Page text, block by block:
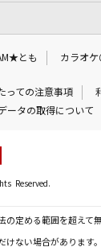
とも カラオケ
っての注意事項
ータの取得について
Reserved.
定める範囲を超えて
ない場合があります。